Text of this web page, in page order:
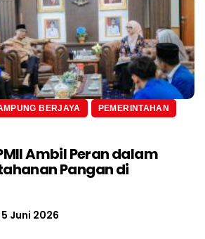
BERJAYA
PEMERINTAHAN
Ambil Peran dalam
Pangan di
5 Juni 2026